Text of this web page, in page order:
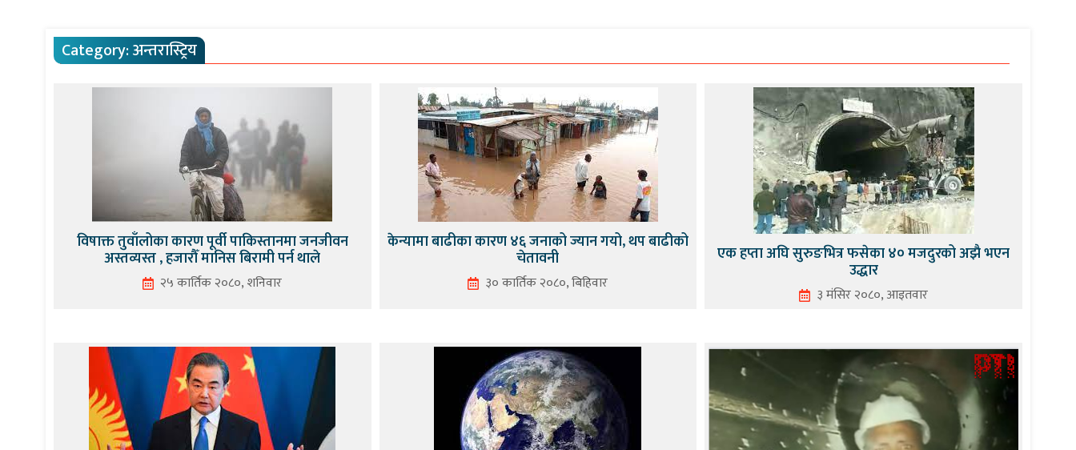
Category:अन्तरास्ट्रिय
विषाक्त तुवाँलोका कारण पूर्वी पाकिस्तानमा जनजीवन
अस्तव्यस्त , हजारौँ मानिस बिरामी पर्न थाले
२५ कार्तिक २०८०, शनिवार
केन्यामा बाढीका कारण ४६ जनाको ज्यान गयो, थप बाढीको
चेतावनी
३० कार्तिक २०८०, बिहिवार
एक हप्ता अघि सुरुङभित्र फसेका ४० मजदुरको अझै भएन
उद्धार
३ मंसिर २०८०, आइतवार